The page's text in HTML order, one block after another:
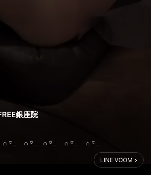
銀座院
𓈒𓏸𓈒꙳𓂃𓈒𓏸𓈒꙳𓂃 𓈒𓏸𓈒꙳𓂃 𓈒𓏸𓈒꙳𓂃
LINE VOOM